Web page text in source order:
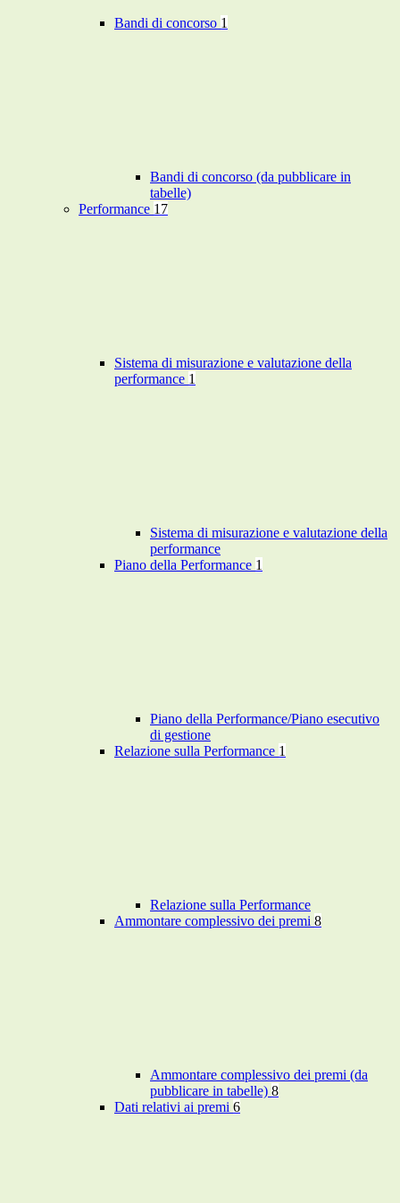
Bandi di concorso 1
Bandi di concorso (da pubblicare in
tabelle)
Performance 17
Sistema di misurazione e valutazione della
performance 1
Sistema di misurazione e valutazione della
performance
Piano della Performance 1
Piano della Performance/Piano esecutivo
di gestione
Relazione sulla Performance 1
Relazione sulla Performance
Ammontare complessivo dei premi 8
Ammontare complessivo dei premi (da
pubblicare in tabelle) 8
Dati relativi ai premi 6